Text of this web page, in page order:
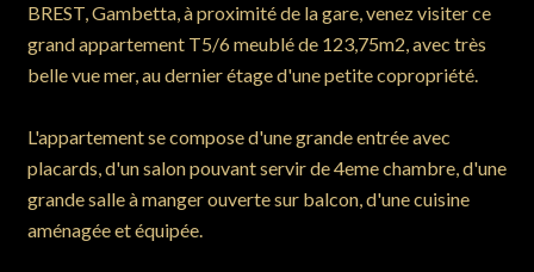
BREST, Gambetta, à proximité de la gare, venez visiter ce
grand appartement T5/6 meublé de 123,75m2, avec très
belle vue mer, au dernier étage d'une petite copropriété.
L'appartement se compose d'une grande entrée avec
placards, d'un salon pouvant servir de 4eme chambre, d'une
grande salle à manger ouverte sur balcon, d'une cuisine
aménagée et équipée.